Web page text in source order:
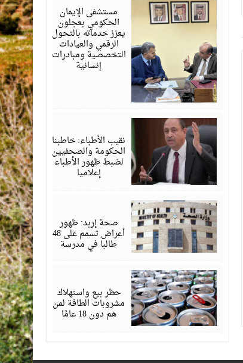
مستشفى الإيمان
الحكومي بعجلون
يعزز خدماته بالتحول
الرقمي والعيادات
التخصصية ومبادرات
إنسانية
2026
نقيب الأطباء: خاطبنا
الحكومة والصحفيين
لضبط ظهور الأطباء
إعلاميا
مايو
2026
صحة إربد: ظهور
أعراض تسمم على 48
طالبا في مدرسة
مايو
2026
حظر بيع واستهلاك
مشروبات الطاقة لمن
هم دون 18 عامًا
أبريل
2026